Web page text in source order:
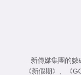
新傳媒集團的
《新假期》
《